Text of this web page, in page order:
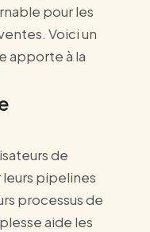
pour les
Voici un
apporte à la
de
pipelines
processus de
aide les